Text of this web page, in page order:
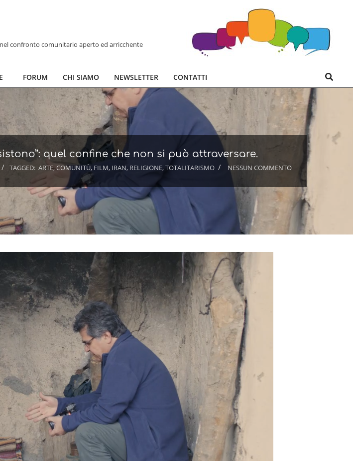
confronto comunitario aperto ed arricchente
FORUM CHI SIAMO NEWSLETTER CONTATTI Search
quel confine che non si può attraversare.
TAGGED: ARTE,COMUNITÙ, FILM, IRAN, RELIGIONE,TOTALITARISMO NESSUN COMMENTO